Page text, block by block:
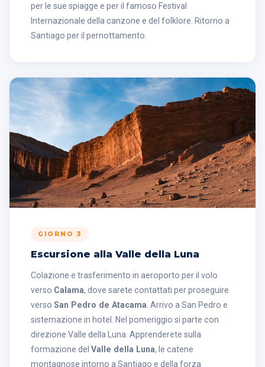
per le sue spiagge e per il famoso Festival
Internazionale della canzone e del folklore. Ritorno a
Santiago per il pernottamento.
GIORNO 3
Escursione alla Valle della Luna
Colazione e trasferimento in aeroporto per il volo
verso Calama, dove sarete contattati per proseguire
verso San Pedro de Atacama . Arrivo a San Pedro e
sistemazione in hotel. Nel pomeriggio si parte con
direzione Valle della Luna. Apprenderete sulla
formazione del Valle della Luna, le catene
montagnose intorno a Santiago e della forza